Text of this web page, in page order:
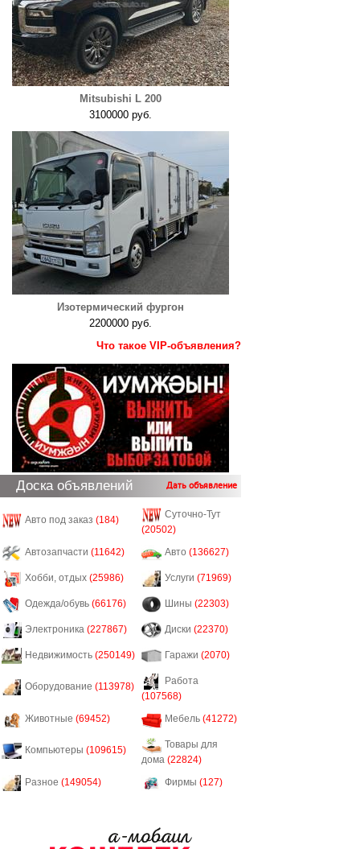
Mitsubishi L 200
3100000 руб.
Изотермический фургон
2200000 руб.
Что такое VIP-объявления?
Доска объявлений Дать объявление
Авто под заказ (184)
Суточно-Тут
(20502)
Автозапчасти (11642) Авто (136627)
Хобби, отдых (25986) Услуги (71969)
Одежда/обувь (66176) Шины (22303)
Электроника (227867) Диски (22370)
Недвижимость (250149) Гаражи (2070)
Оборудование (113978)
Работа
(107568)
Животные (69452) Мебель (41272)
Компьютеры (109615)
Товары для
дома (22824)
Разное (149054) Фирмы (127)